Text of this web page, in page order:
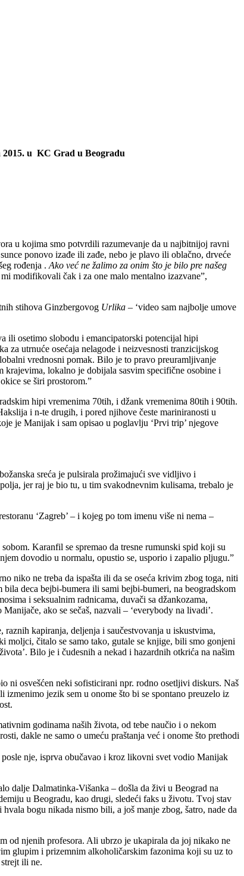
2015. u KC Grad u Beogradu
u kojima smo potvrdili razumevanje da u najbitnijoj ravni
ponovo izađe ili zađe, nebo je plavo ili oblačno, drveće
rođenja . Ako već ne žalimo za onim što je bilo pre našeg
modifikovali čak i za one malo mentalno izazvane”,
stihova Ginzbergovog Urlika – ‘video sam najbolje umove
ili osetimo slobodu i emancipatorski potencijal hipi
za utrnuće osećaja nelagode i neizvesnosti tranzicijskog
vrednosni pomak. Bilo je to pravo preuramljivanje
krajevima, lokalno je dobijala sasvim specifične osobine i
se širi prostorom.”
hipi vremenima 70tih, i džank vremenima 80tih i 90tih.
i n-te drugih, i pored njihove česte mariniranosti u
je Manijak i sam opisao u poglavlju ‘Prvi trip’ njegove
sreća je pulsirala prožimajući sve vidljivo i
jer raj je bio tu, u tim svakodnevnim kulisama, trebalo je
‘Zagreb’ – i kojeg po tom imenu više ni nema –
Karanfil se spremao da tresne rumunski spid koji su
dovodio u normalu, opustio se, usporio i zapalio pljugu.”
niko ne treba da ispašta ili da se oseća krivim zbog toga, niti
deca bejbi-bumera ili sami bejbi-bumeri, na beogradskom
i seksualnim radnicama, duvači sa džankozama,
ako se sečaš, nazvali – ‘everybody na livadi’.
kapiranja, deljenja i saučestvovanja u iskustvima,
moljci, čitalo se samo tako, gutale se knjige, bili smo gonjeni
Bilo je i čudesnih a nekad i hazardnih otkrića na našim
ni osvešćen neki sofisticirani npr. rodno osetljivi diskurs. Naš
jezik sem u onome što bi se spontano preuzelo iz
godinama naših života, od tebe naučio i o nekom
dakle ne samo o umeću praštanja već i onome što prethodi
nje, isprva obučavao i kroz likovni svet vodio Manijak
dalje Dalmatinka-Višanka – došla da živi u Beograd na
u Beogradu, kao drugi, sledeći faks u životu. Tvoj stav
bogu nikada nismo bili, a još manje zbog, šatro, nade da
od njenih profesora. Ali ubrzo je ukapirala da joj nikako ne
glupim i prizemnim alkoholičarskim fazonima koji su uz to
ili ne.